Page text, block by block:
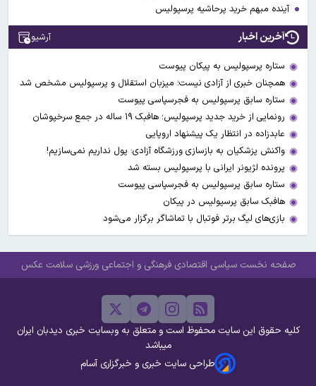
آینده مبهم خرید پرحاشیه پرسپولیس
آخرین اخبار آرشیو
ستاره پرسپولیس به پیکان پیوست
همچنان خبری از آزادی نیست؛ میزبان استقلال و پرسپولیس مشخص شد
ستاره سابق پرسپولیس به فجرسپاسی پیوست
رونمایی از خرید جدید پرسپولیس؛ هافبک ۱۹ ساله در جمع سرخپوشان
عابدزاده در انتظار یک پیشنهاد اروپایی
واکنش پزشکیان به بازسازی ورزشگاه آزادی: پول نداریم نمی‌سازیم!
پرونده لژیونر ایرانی با پرسپولیس بسته شد
ستاره سابق پرسپولیس به فجرسپاسی پیوست
هافبک سابق پرسپولیس در پیکان
بازی‌های لیگ برتر فوتبال با تماشاگر برگزار می‌شود
صفحه نخست سیاسی اقتصادی فرهنگی و اجتماعی ورزشی سلامت عکس
کلیه حقوق این سایت محفوظ است و متعلق به وبسایت خبری دیدبان ایران
میباشد
طراحی سایت خبری و خبرگزاری آسام